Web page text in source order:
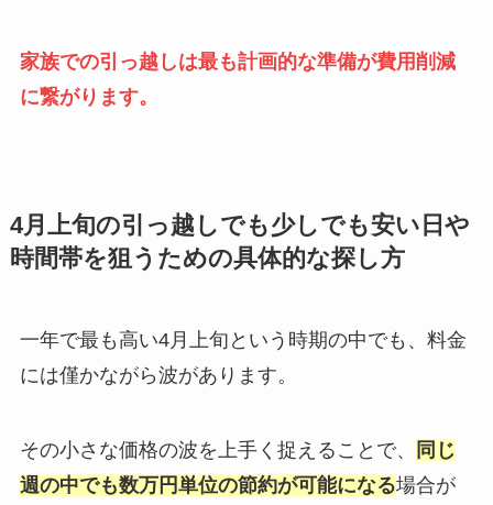
家族での引っ越しは最も計画的な準備が費用削減
に繋がります。
4月上旬の引っ越しでも少しでも安い日や
時間帯を狙うための具体的な探し方
一年で最も高い4月上旬という時期の中でも、料金
には僅かながら波があります。
その小さな価格の波を上手く捉えることで、
同じ
週の中でも数万円単位の節約が可能になる場合が